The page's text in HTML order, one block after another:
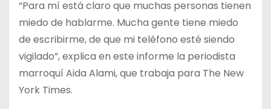
“Para mí está claro que muchas personas tienen
miedo de hablarme. Mucha gente tiene miedo
de escribirme, de que mi teléfono esté siendo
vigilado”, explica en este informe la periodista
marroquí Aida Alami, que trabaja para The New
York Times.